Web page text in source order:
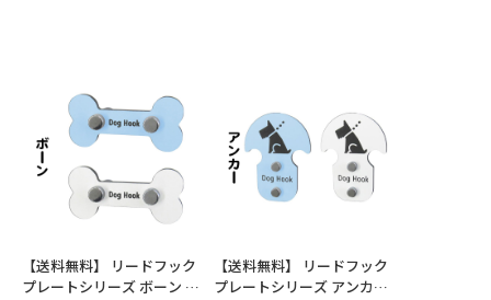
【送料無料】 リードフック
プレートシリーズ ボーン 骨
【送料無料】 リードフック
プレートシリーズ アンカー